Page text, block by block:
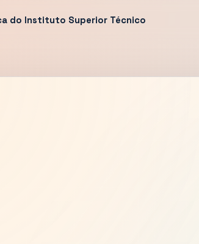
do Instituto Superior Técnico